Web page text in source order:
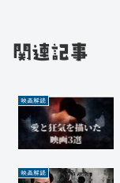
関連記事
映画解読
映画解読